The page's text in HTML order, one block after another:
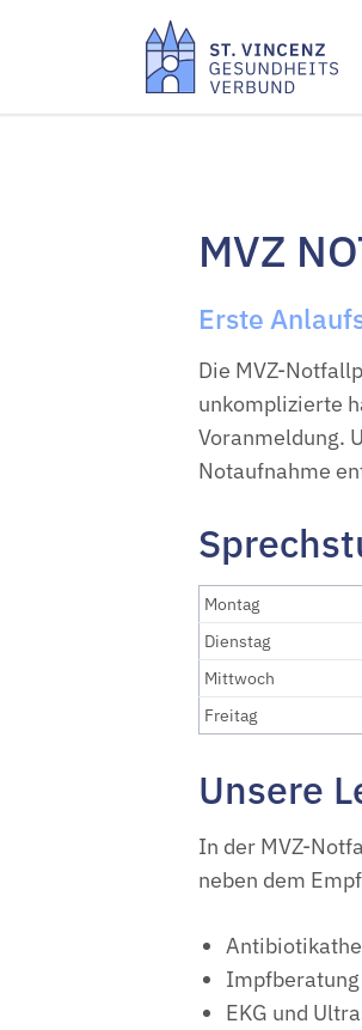
Praxis Urologie Hadamar
chirurgie
Sprechstunde
Viszeralchirurgie
MVZ
Erste
Die MVZ-
unkomplizierte
Voranmeldung.
Notaufnahme
Montag
Dienstag
Mittwoch
Freitag
Unsere
In der MVZ-
neben dem
EKG und